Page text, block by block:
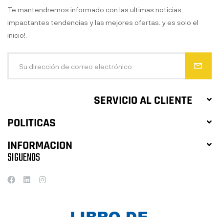
SERVICIO AL CLIENTE
POLITICAS
INFORMACION
Te mantendremos informado con las ultimas noticias,
impactantes tendencias y las mejores ofertas. y es solo el
inicio!.
SIGUENOS